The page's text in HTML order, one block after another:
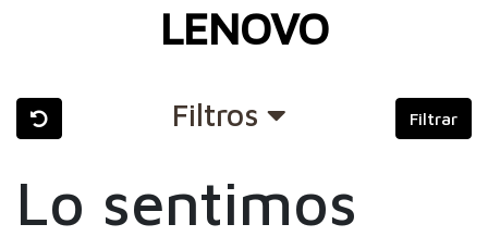
LENOVO
Filtros Filtrar
Lo sentimos